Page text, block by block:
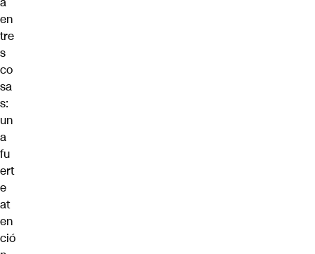
en
tre
s
co
sa
s:
un
a
fu
ert
e
at
en
ció